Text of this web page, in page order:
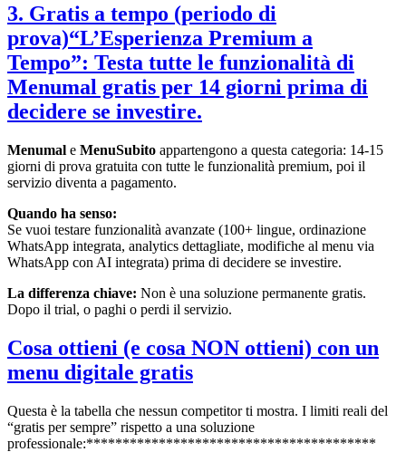
3. Gratis a tempo (periodo di
prova)“L’Esperienza Premium a
Tempo”: Testa tutte le funzionalità di
Menumal gratis per 14 giorni prima di
decidere se investire.
Menumal e MenuSubito appartengono a questa categoria: 14-15
giorni di prova gratuita con tutte le funzionalità premium, poi il
servizio diventa a pagamento.
Quando ha senso:
Se vuoi testare funzionalità avanzate (100+ lingue, ordinazione
WhatsApp integrata, analytics dettagliate, modifiche al menu via
WhatsApp con AI integrata) prima di decidere se investire.
La differenza chiave: Non è una soluzione permanente gratis.
Dopo il trial, o paghi o perdi il servizio.
Cosa ottieni (e cosa NON ottieni) con un
menu digitale gratis
Questa è la tabella che nessun competitor ti mostra. I limiti reali del
“gratis per sempre” rispetto a una soluzione
professionale:****************************************